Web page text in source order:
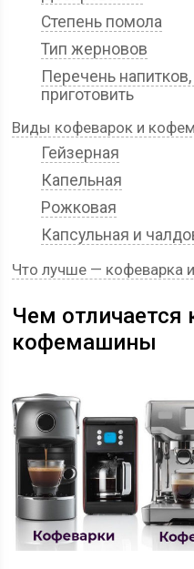
Степень помола
Тип жерновов
Перечень
приготовить
Виды кофеварок и
Гейзерная
Капельная
Рожковая
Капсульная и
Что лучше — кофеварка
Чем отличается
кофемашины